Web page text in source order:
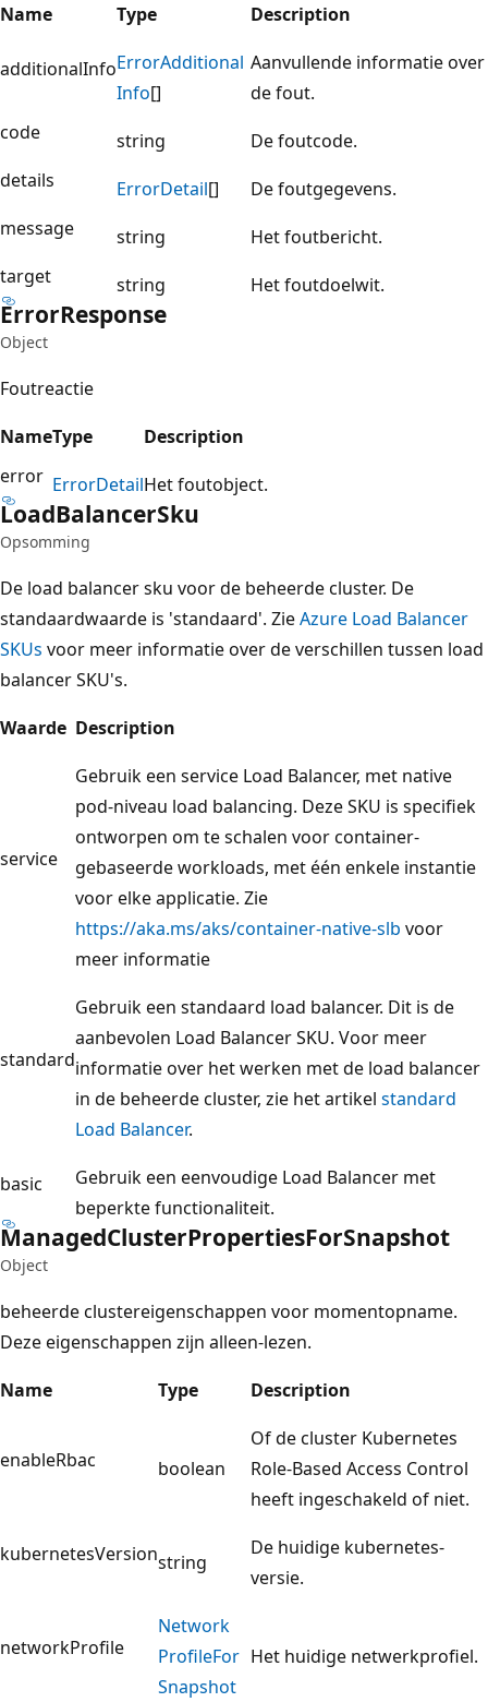
Name
Type Description
additionalInfoErrorAdditional
Info[]
Aanvullende informatie over
de fout.
code
string
De foutcode.
details
ErrorDetail[]
De foutgegevens.
message
string
Het foutbericht.
target
string Het foutdoelwit.
ErrorResponse
Object
Foutreactie
NameType
Description
error ErrorDetailHet foutobject.
LoadBalancerSku
Opsomming
De load balancer sku voor de beheerde cluster. De
standaardwaarde is 'standaard'. ZieAzure Load Balancer
SKUs voor meer informatie over de verschillen tussen load
balancer SKU's.
Waarde Description
service
Gebruik een service Load Balancer, met native
pod-niveau load balancing. Deze SKU is specifiek
ontworpen om te schalen voor container-
gebaseerde workloads, met één enkele instantie
voor elke applicatie. Zie
https://aka.ms/aks/container-native-slb voor
meer informatie
standard
Gebruik een standaard load balancer. Dit is de
aanbevolen Load Balancer SKU. Voor meer
informatie over het werken met de load balancer
in de beheerde cluster, zie het artikel standard
Load Balancer.
basic
Gebruik een eenvoudige Load Balancer met
beperkte functionaliteit.
ManagedClusterPropertiesForSnapshot
Object
beheerde clustereigenschappen voor momentopname.
Deze eigenschappen zijn alleen-lezen.
Name
Type Description
enableRbac boolean
Of de cluster Kubernetes
Role-Based Access Control
heeft ingeschakeld of niet.
kubernetesVersionstring
De huidige kubernetes-
versie.
networkProfile
Network
ProfileFor
Snapshot
Het huidige netwerkprofiel.